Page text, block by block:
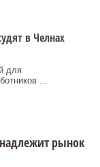
в Челнах
для
...
рынок